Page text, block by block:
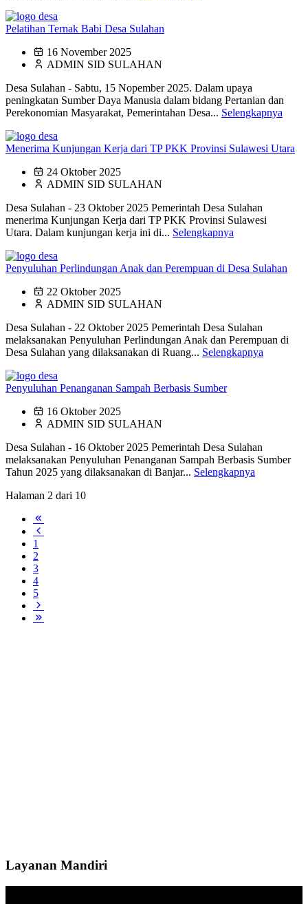
Pelatihan Ternak Babi Desa Sulahan
16 November 2025
ADMIN SID SULAHAN
Desa Sulahan - Sabtu, 15 Nopember 2025. Dalam upaya
peningkatan Sumber Daya Manusia dalam bidang Pertanian dan
Perekonomian Masyarakat, Pemerintahan Desa... Selengkapnya
Menerima Kunjungan Kerja dari TP PKK Provinsi Sulawesi Utara
24 Oktober 2025
ADMIN SID SULAHAN
Desa Sulahan - 23 Oktober 2025 Pemerintah Desa Sulahan
menerima Kunjungan Kerja dari TP PKK Provinsi Sulawesi
Utara. Dalam kunjungan kerja ini di... Selengkapnya
Penyuluhan Perlindungan Anak dan Perempuan di Desa Sulahan
22 Oktober 2025
ADMIN SID SULAHAN
Desa Sulahan - 22 Oktober 2025 Pemerintah Desa Sulahan
melaksanakan Penyuluhan Perlindungan Anak dan Perempuan di
Desa Sulahan yang dilaksanakan di Ruang... Selengkapnya
Penyuluhan Penanganan Sampah Berbasis Sumber
16 Oktober 2025
ADMIN SID SULAHAN
Desa Sulahan - 16 Oktober 2025 Pemerintah Desa Sulahan
melaksanakan Penyuluhan Penanganan Sampah Berbasis Sumber
Tahun 2025 yang dilaksanakan di Banjar... Selengkapnya
Halaman 2 dari 10
1
2
3
4
5
Layanan Mandiri